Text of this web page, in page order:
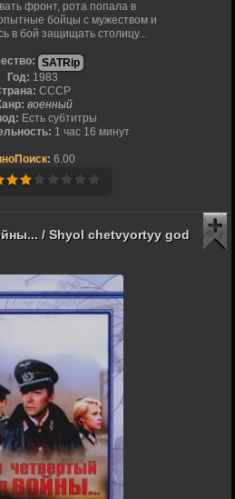
фронт, рота попала в
бойцы с мужеством и
в бой защищать столицу...
SATRip
Год: 1983
СССР
военный
Есть субтитры
1 час 16 минут
6.00
/ Shyol chetvyortyy god